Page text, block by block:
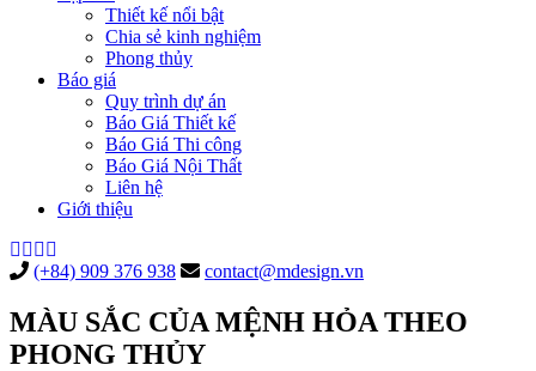
Thiết kế nổi bật
Chia sẻ kinh nghiệm
Phong thủy
Báo giá
Quy trình dự án
Báo Giá Thiết kế
Báo Giá Thi công
Báo Giá Nội Thất
Liên hệ
Giới thiệu
(+84) 909 376 938 contact@mdesign.vn
MÀU SẮC CỦA MỆNH HỎA THEO
PHONG THỦY